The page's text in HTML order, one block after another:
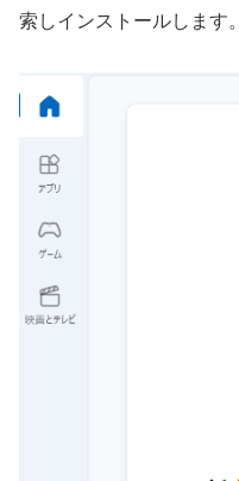
索しインストールします。